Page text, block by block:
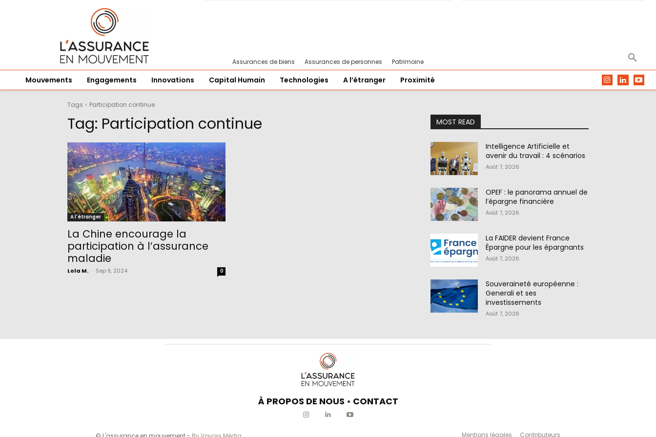
Assurances de biens Assurances de personnes Patrimoine
Mouvements Engagements Innovations Capital Humain Technologies A l’étranger Proximité
Tags Participation continue
Tag: Participation continue
A l'étranger
La Chine encourage la
participation à l’assurance
maladie
Lola M. Sep 9, 2024 0
MOST READ
Intelligence Artificielle et
avenir du travail : 4 scénarios
Août 7, 2026
OPEF : le panorama annuel de
l’épargne financière
Août 7, 2026
La FAIDER devient France
Épargne pour les épargnants
Août 7, 2026
Souveraineté européenne :
Generali et ses
investissements
Août 7, 2026
À PROPOS DE NOUS • CONTACT
Mentions légales Contributeurs